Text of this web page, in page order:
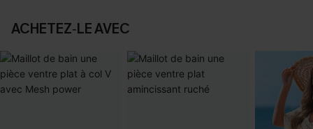
ACHETEZ‑LE AVEC